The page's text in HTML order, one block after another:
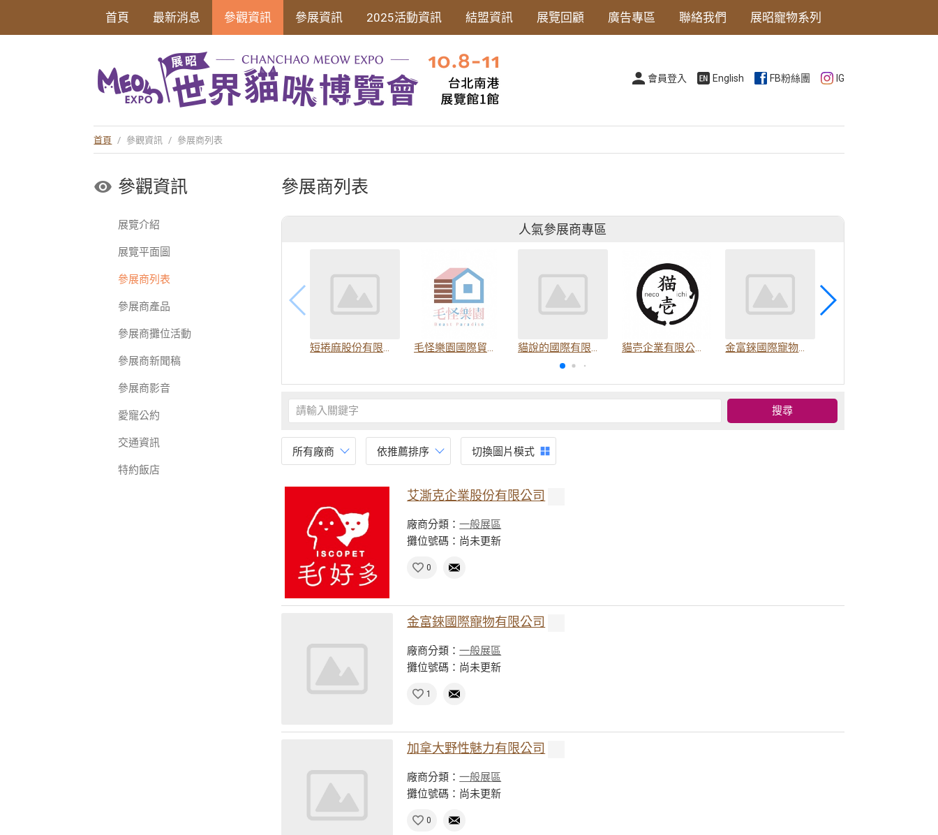
首頁 最新消息 參觀資訊 參展資訊 2025活動資訊 結盟資訊 展覽回顧 廣告專區 聯絡我們 展昭寵物系列
會員登入 English FB粉絲團 IG
首頁 / 參觀資訊 / 參展商列表
參觀資訊
展覽介紹
展覽平面圖
參展商列表
參展商產品
參展商攤位活動
參展商新聞稿
參展商影音
愛寵公約
交通資訊
特約飯店
參展商列表
人氣參展商專區
短捲麻股份有限公司 毛怪樂園國際貿易有限公司 貓說的國際有限公司 貓壱企業有限公司(LOCA) 金富錸國際寵物有限公司
所有廠商 依推薦排序 切換圖片模式
艾澌克企業股份有限公司
廠商分類：一般展區
攤位號碼：尚未更新
0
金富錸國際寵物有限公司
廠商分類：一般展區
攤位號碼：尚未更新
1
加拿大野性魅力有限公司
廠商分類：一般展區
攤位號碼：尚未更新
0